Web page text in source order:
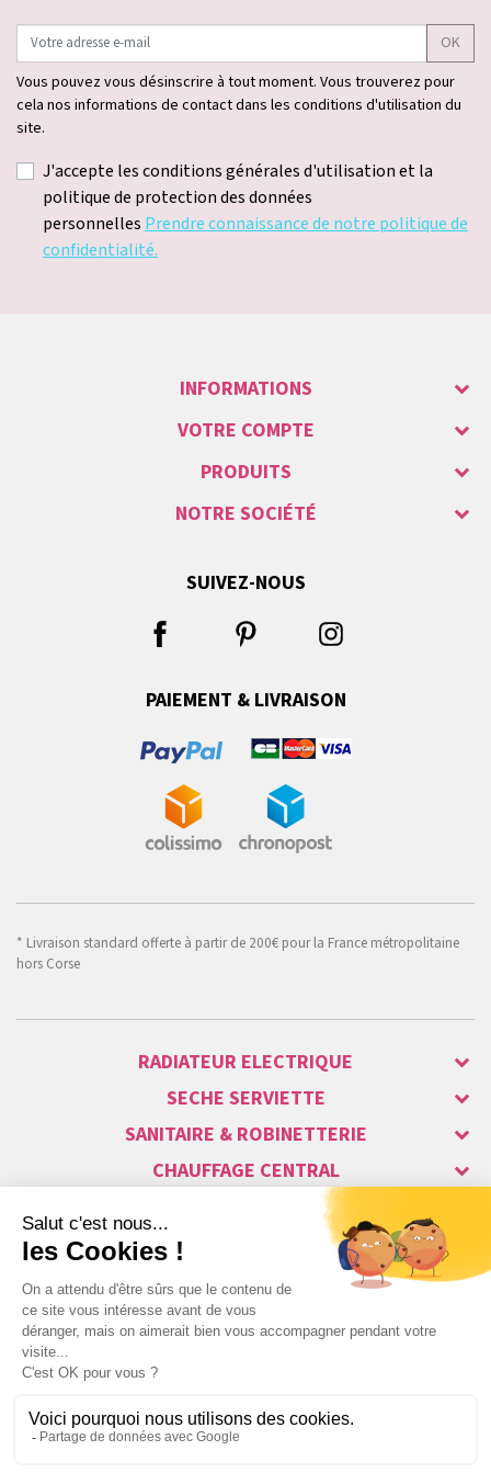
OK
Vous pouvez vous désinscrire à tout moment. Vous trouverez pour
cela nos informations de contact dans les conditions d'utilisation du
site.
J'accepte les conditions générales d'utilisation et la
politique de protection des données
personnelles Prendre connaissance de notre politique de
confidentialité.
INFORMATIONS
VOTRE COMPTE
PRODUITS
NOTRE SOCIÉTÉ
SUIVEZ-NOUS
PAIEMENT & LIVRAISON
* Livraison standard offerte à partir de 200€ pour la France métropolitaine
hors Corse
RADIATEUR ELECTRIQUE
SECHE SERVIETTE
SANITAIRE & ROBINETTERIE
CHAUFFAGE CENTRAL
ALARME & SÉCURITÉ
MAISON CONNECTÉE
VISIOPHONE & INTERPHONE
LUMINAIRES & ECLAIRAGE